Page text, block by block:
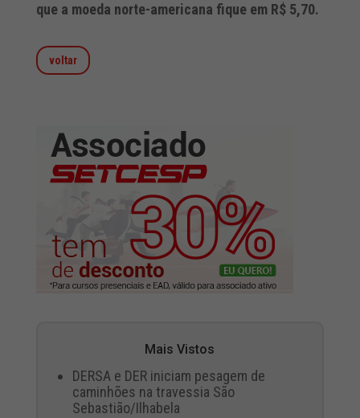
que a moeda norte-americana fique em R$ 5,70.
voltar
Mais Vistos
DERSA e DER iniciam pesagem de
caminhões na travessia São
Sebastião/Ilhabela